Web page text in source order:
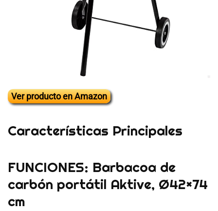
Ver producto en Amazon
Características Principales
FUNCIONES: Barbacoa de
carbón portátil Aktive, Ø42×74
cm